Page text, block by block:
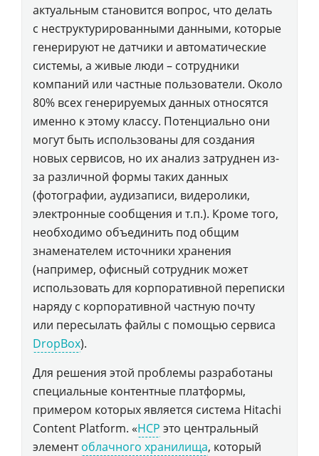
актуальным становится вопрос, что делать
с неструктурированными данными, которые
генерируют не датчики и автоматические
системы, а живые люди – сотрудники
компаний или частные пользователи. Около
80% всех генерируемых данных относятся
именно к этому классу. Потенциально они
могут быть использованы для создания
новых сервисов, но их анализ затруднен из-
за различной формы таких данных
(фотографии, аудизаписи, видеролики,
электронные сообщения и т.п.). Кроме того,
необходимо объединить под общим
знаменателем источники хранения
(например, офисный сотрудник может
использовать для корпоративной переписки
наряду с корпоративной частную почту
или пересылать файлы с помощью сервиса
DropBox).
Для решения этой проблемы разработаны
специальные контентные платформы,
примером которых является система Hitachi
Content Platform. «HCP это центральный
элементоблачного хранилища, который